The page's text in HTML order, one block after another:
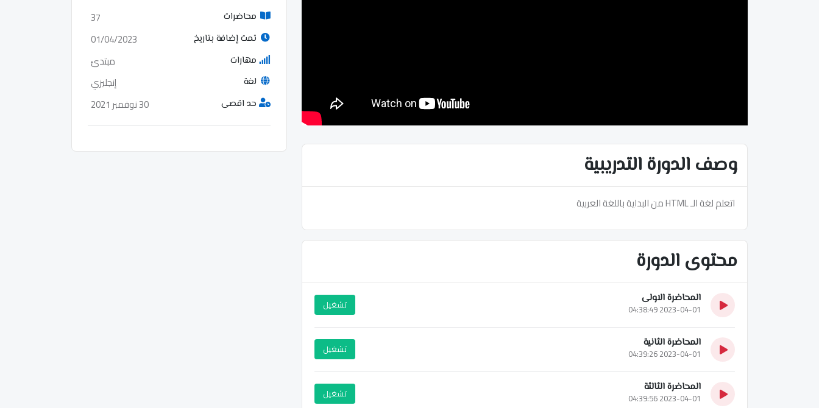
وصف الدورة التدريبية
اتعلم لغة الـ HTML من البداية باللغة العربية
محتوى الدورة
المحاضرة الاولى
2023-04-01 04:38:49 تشغيل
المحاضرة الثانية
2023-04-01 04:39:26 تشغيل
المحاضرة الثالثة
2023-04-01 04:39:56 تشغيل
محاضرات 37
تمت إضافة بتاريخ 01/04/2023
مهارات مبتدئ
لغة إنجليزي
حد اقصى 30 نوفمبر 2021